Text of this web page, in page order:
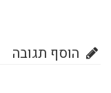
הוסף תגובה